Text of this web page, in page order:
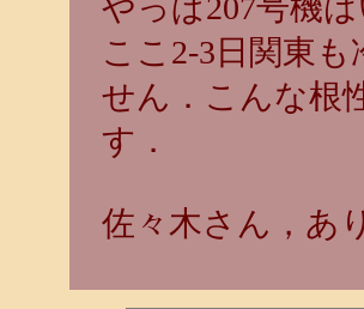
やっぱ207号機
ここ2-3日関東
せん．こんな根
す．
佐々木さん，あ